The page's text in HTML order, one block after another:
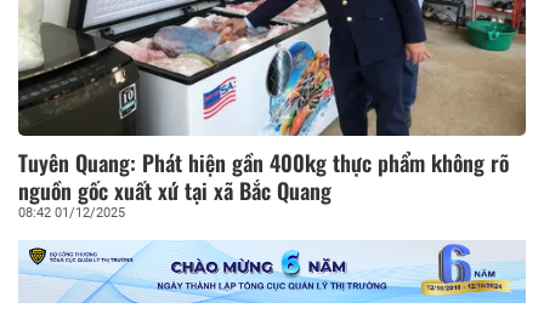
Tuyên Quang: Phát hiện gần 400kg thực phẩm không rõ
nguồn gốc xuất xứ tại xã Bắc Quang
08:42 01/12/2025